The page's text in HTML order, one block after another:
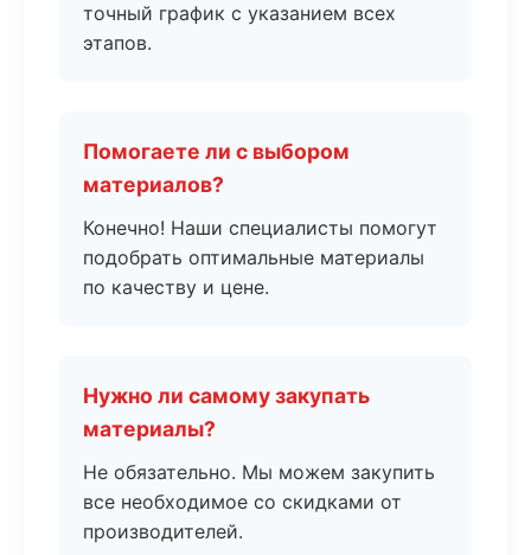
точный график с указанием всех
этапов.
Помогаете ли с выбором
материалов?
Конечно! Наши специалисты помогут
подобрать оптимальные материалы
по качеству и цене.
Нужно ли самому закупать
материалы?
Не обязательно. Мы можем закупить
все необходимое со скидками от
производителей.